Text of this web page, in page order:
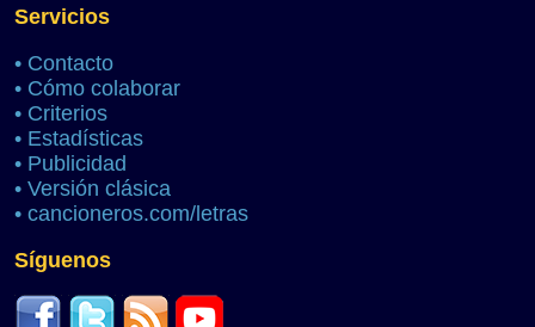
Servicios
• Contacto
• Cómo colaborar
• Criterios
• Estadísticas
• Publicidad
• Versión clásica
• cancioneros.com/letras
Síguenos